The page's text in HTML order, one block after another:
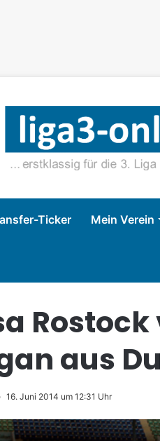
Ticker Mein Verein
aus
16. Juni 2014 um 12:31 Uhr